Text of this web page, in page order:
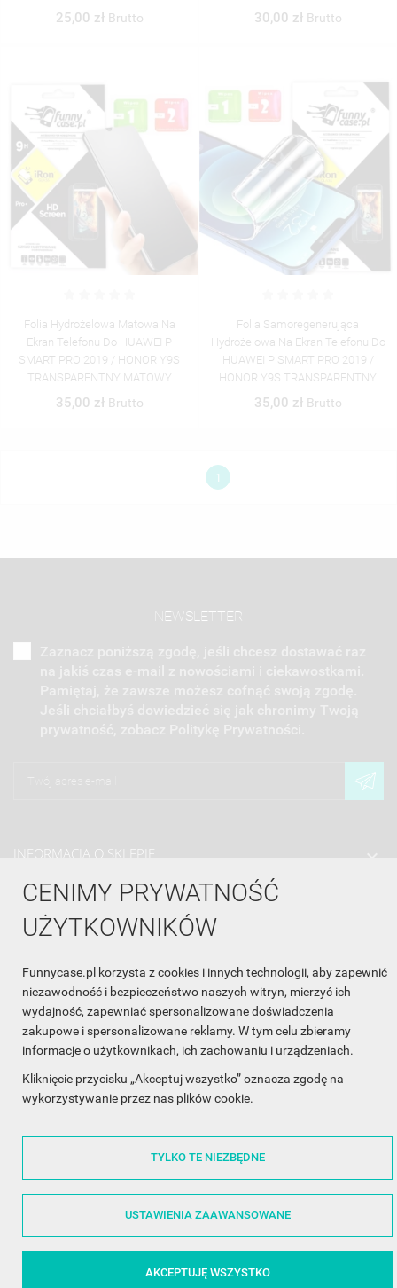
CENIMY PRYWATNOŚĆ
UŻYTKOWNIKÓW
Funnycase.pl korzysta z cookies i innych technologii, aby zapewnić
niezawodność i bezpieczeństwo naszych witryn, mierzyć ich
wydajność, zapewniać spersonalizowane doświadczenia
zakupowe i spersonalizowane reklamy. W tym celu zbieramy
informacje o użytkownikach, ich zachowaniu i urządzeniach.
Kliknięcie przycisku „Akceptuj wszystko” oznacza zgodę na
wykorzystywanie przez nas plików cookie.
TYLKO TE NIEZBĘDNE
USTAWIENIA ZAAWANSOWANE
AKCEPTUJĘ WSZYSTKO
25,00 zł Brutto 30,00 zł Brutto
Folia Hydrożelowa Matowa Na
Ekran Telefonu Do HUAWEI P
SMART PRO 2019 / HONOR Y9S
TRANSPARENTNY MATOWY
35,00 zł Brutto
Folia Samoregenerująca
Hydrożelowa Na Ekran Telefonu Do
HUAWEI P SMART PRO 2019 /
HONOR Y9S TRANSPARENTNY
35,00 zł Brutto
1
NEWSLETTER
INFORMACJA O SKLEPIE
INFORMACJE
OBSŁUGA KLIENTA
WSPÓŁPRACA 
ŚLEDŹ NAS NA FACEBOOKU
Made with❤in Poland
MOJE LISTY ŻYCZEŃ
UTWÓRZ NOWĄ LISTĘ
((CONFIRMMESSAGE))
((MODALDELETETEXT))
((LABEL))
((CANCELTEXT)) ((CREATETEXT))
MUSISZ BYĆ ZALOGOWANY BY ZAPISAĆ PRODUKTY NA
SWOJEJ LIŚCIE ŻYCZEŃ.
((CANCELTEXT)) ((LOGINTEXT))
©2014 - 2026 FunnyCase.pl | Wszelkie prawa zastrzeżone.